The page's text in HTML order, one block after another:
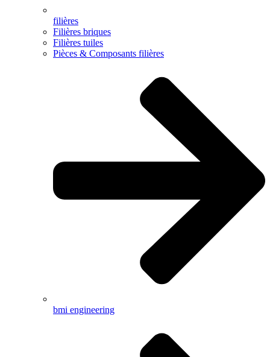
filières
Filières briques
Filières tuiles
Pièces & Composants filières
bmi engineering